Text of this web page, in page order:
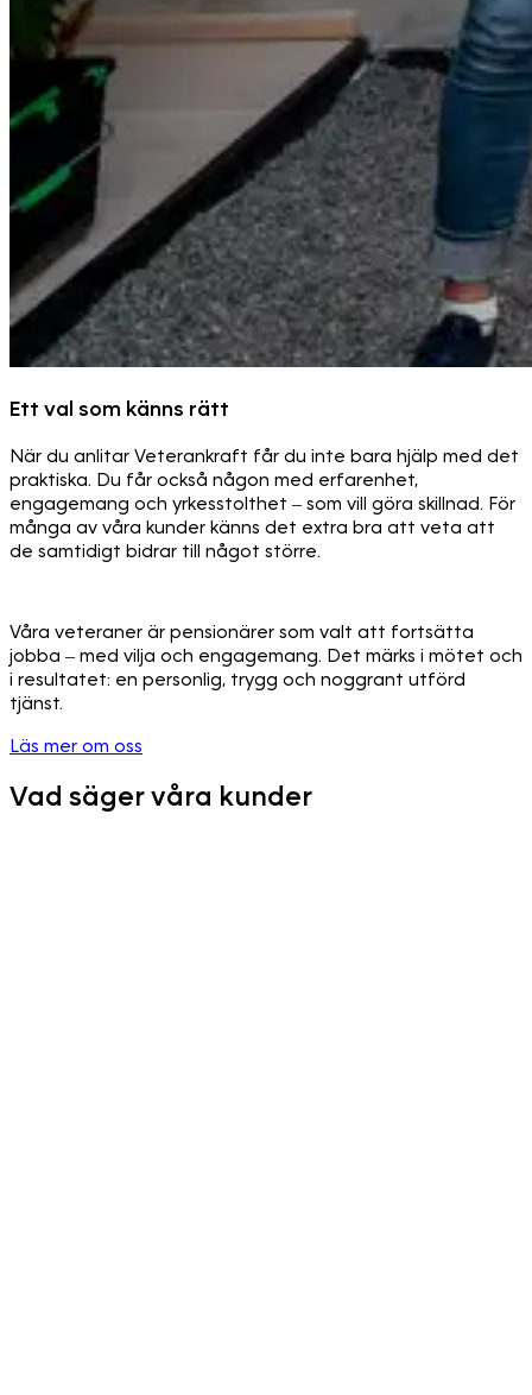
Ett val som känns rätt
När du anlitar Veterankraft får du inte bara hjälp med det
praktiska. Du får också någon med erfarenhet,
engagemang och yrkesstolthet – som vill göra skillnad. För
många av våra kunder känns det extra bra att veta att
de samtidigt bidrar till något större.
Våra veteraner är pensionärer som valt att fortsätta
jobba – med vilja och engagemang. Det märks i mötet och
i resultatet: en personlig, trygg och noggrant utförd
tjänst.
Läs mer om oss
Vad säger våra kunder